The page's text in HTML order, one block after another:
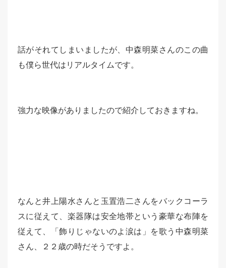
話がそれてしまいましたが、中森明菜さんのこの曲
も僕ら世代はリアルタイムです。
強力な映像がありましたので紹介しておきますね。
なんと井上陽水さんと玉置浩二さんをバックコーラ
スに従えて、楽器隊は安全地帯という豪華な布陣を
従えて、「飾りじゃないのよ涙は」を歌う中森明菜
さん、２２歳の時だそうですよ。